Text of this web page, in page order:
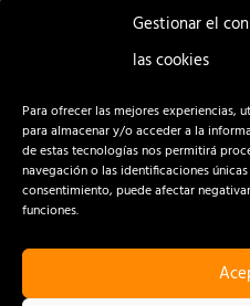
Gestionar el
las cookies
Para ofrecer las mejores experiencias,
para almacenar y/o acceder a la
de estas tecnologías nos permitirá
navegación o las identificaciones
consentimiento, puede afectar
funciones.
ENTRADA